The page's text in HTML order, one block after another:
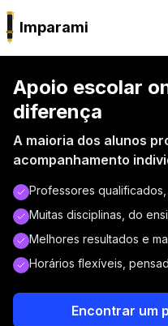
Imparami
Apoio escolar
diferença
A maioria dos alunos
acompanhamento
Professores
Muitas disciplinas, do
Melhores resultados e
Horários flexíveis,
Encontrar um